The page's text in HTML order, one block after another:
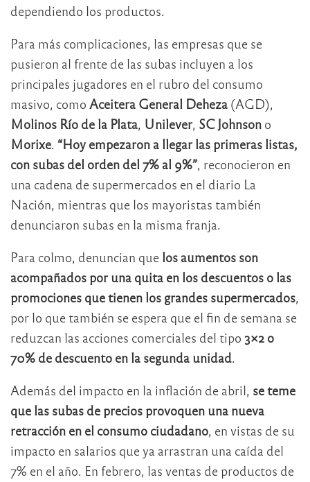
dependiendo los productos.
Para más complicaciones, las empresas que se
pusieron al frente de las subas incluyen a los
principales jugadores en el rubro del consumo
masivo, como Aceitera General Deheza (AGD),
Molinos Río de la Plata, Unilever, SC Johnson o
Morixe. “Hoy empezaron a llegar las primeras listas,
con subas del orden del 7% al 9%”, reconocieron en
una cadena de supermercados en el diario La
Nación, mientras que los mayoristas también
denunciaron subas en la misma franja.
Para colmo, denuncian que los aumentos son
acompañados por una quita en los descuentos o las
promociones que tienen los grandes supermercados,
por lo que también se espera que el fin de semana se
reduzcan las acciones comerciales del tipo 3×2 o
70% de descuento en la segunda unidad.
Además del impacto en la inflación de abril, se teme
que las subas de precios provoquen una nueva
retracción en el consumo ciudadano, en vistas de su
impacto en salarios que ya arrastran una caída del
7% en el año. En febrero, las ventas de productos de